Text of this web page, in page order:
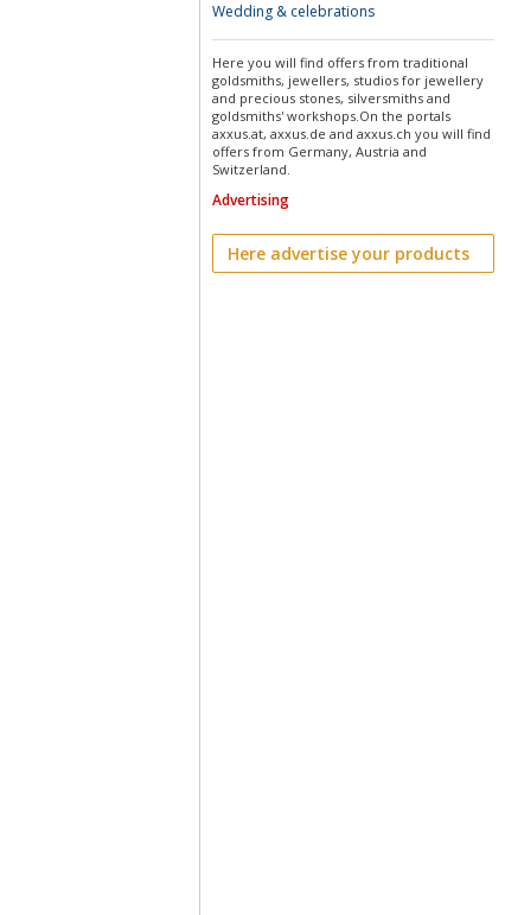
Wedding & celebrations
Here you will find offers from traditional
goldsmiths, jewellers, studios for jewellery
and precious stones, silversmiths and
goldsmiths' workshops.On the portals
axxus.at, axxus.de and axxus.ch you will find
offers from Germany, Austria and
Switzerland.
Advertising
Here advertise your products